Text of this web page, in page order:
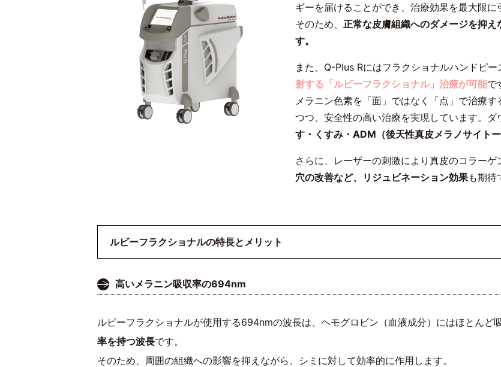
ギーを届けることができ、治療効果を最大限に
そのため、 正常な皮膚組織へのダメージを抑
す。
また、Q-Plus Rにはフラクショナルハンドピー
射する「ルビーフラクショナル」治療が可能で
メラニン色素を「面」ではなく「点」で治療
つつ、安全性の高い治療を実現しています。ダ
す・くすみ・ADM（後天性真皮メラノサイト
さらに、レーザーの刺激により真皮のコラーゲ
穴の改善など、リジュビネーション効果も期待
ルビーフラクショナルの特長とメリット
高いメラニン吸収率の694nm
ルビーフラクショナルが使用する694nmの波長は、ヘモグロビン（血液成分）にはほとんど吸
率を持つ波長です。
そのため、周囲の組織への影響を抑えながら、シミに対して効率的に作用します。